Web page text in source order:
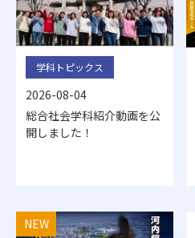
学科トピックス
2026-08-04
総合社会学科紹介動画を公
開しました！
NEW